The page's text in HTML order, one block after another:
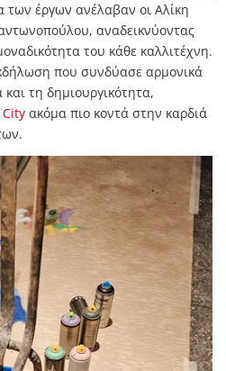
των έργων ανέλαβαν οι Αλίκη
αναδεικνύοντας
του κάθε καλλιτέχνη.
που συνδύασε αρμονικά
τη δημιουργικότητα,
ακόμα πιο κοντά στην καρδιά